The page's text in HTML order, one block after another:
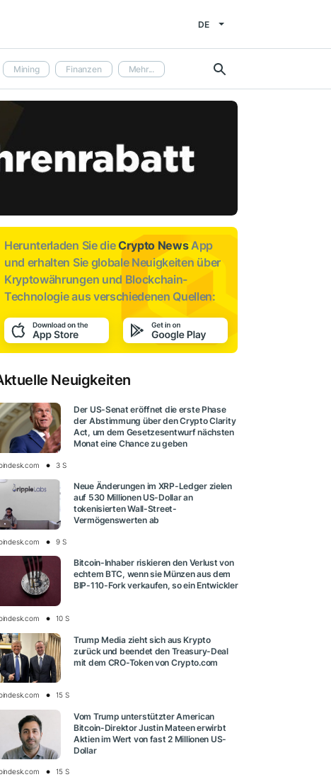
DE
Mining Finanzen Mehr...
Herunterladen Sie dieCrypto NewsApp
und erhalten Sie globale Neuigkeiten über
Kryptowährungen und Blockchain-
Technologie aus verschiedenen Quellen:
Neuigkeiten
Der US-Senat eröffnet die erste Phase
der Abstimmung über den Crypto Clarity
Act, um dem Gesetzesentwurf nächsten
Monat eine Chance zu geben
3 S
Neue Änderungen im XRP-Ledger zielen
auf 530 Millionen US-Dollar an
tokenisierten Wall-Street-
Vermögenswerten ab
9 S
Bitcoin-Inhaber riskieren den Verlust von
echtem BTC, wenn sie Münzen aus dem
BIP-110-Fork verkaufen, so ein Entwickler
10 S
Trump Media zieht sich aus Krypto
zurück und beendet den Treasury-Deal
mit dem CRO-Token von Crypto.com
15 S
Vom Trump unterstützter American
Bitcoin-Direktor Justin Mateen erwirbt
Aktien im Wert von fast 2 Millionen US-
Dollar
15 S